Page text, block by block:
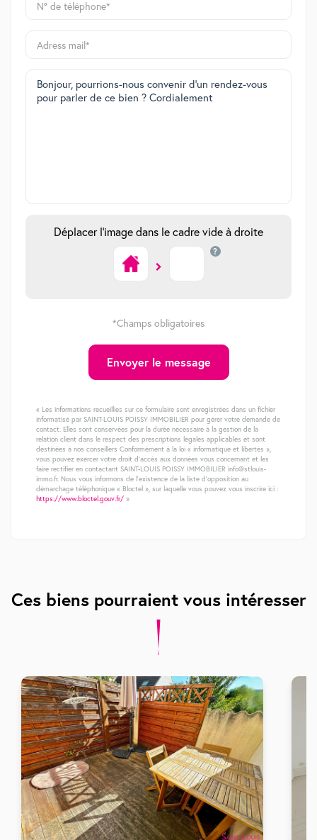
Déplacer l'image dans le cadre vide à droite
?
*Champs obligatoires
Envoyer le message
« Les informations recueillies sur ce formulaire sont enregistrées dans un fichier
informatisé par SAINT-LOUIS POISSY IMMOBILIER pour gérer votre demande de
contact. Elles sont conservées pour la durée nécessaire à la gestion de la
relation client dans le respect des prescriptions légales applicables et sont
destinées à nos conseillers Conformément à la loi « informatique et libertés »,
vous pouvez exercer votre droit d'accès aux données vous concernant et les
faire rectifier en contactant SAINT-LOUIS POISSY IMMOBILIER info@stlouis-
immo.fr. Nous vous informons de l'existence de la liste d'opposition au
démarchage téléphonique « Bloctel », sur laquelle vous pouvez vous inscrire ici :
https://www.bloctel.gouv.fr/ »
Ces biens pourraient vous intéresser